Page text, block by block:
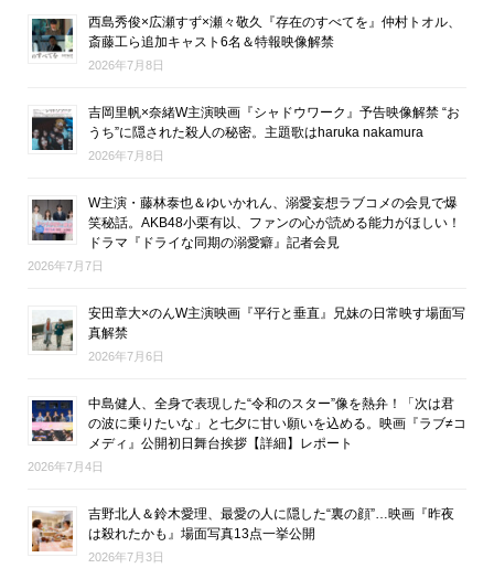
西島秀俊×広瀬すず×瀬々敬久『存在のすべてを』仲村トオル、
斎藤工ら追加キャスト6名＆特報映像解禁
2026年7月8日
吉岡里帆×奈緒W主演映画『シャドウワーク』予告映像解禁 “お
うち”に隠された殺人の秘密。主題歌はharuka nakamura
2026年7月8日
W主演・藤林泰也＆ゆいかれん、溺愛妄想ラブコメの会見で爆
笑秘話。AKB48小栗有以、ファンの心が読める能力がほしい！
ドラマ『ドライな同期の溺愛癖』記者会見
2026年7月7日
安田章大×のんW主演映画『平行と垂直』兄妹の日常映す場面写
真解禁
2026年7月6日
中島健人、全身で表現した“令和のスター”像を熱弁！「次は君
の波に乗りたいな」と七夕に甘い願いを込める。映画『ラブ≠コ
メディ』公開初日舞台挨拶【詳細】レポート
2026年7月4日
吉野北人＆鈴木愛理、最愛の人に隠した“裏の顔”…映画『昨夜
は殺れたかも』場面写真13点一挙公開
2026年7月3日